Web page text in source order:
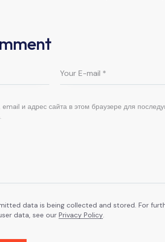
и адрес сайта в этом браузере для
data is being collected and stored. For
data, see our Privacy Policy.